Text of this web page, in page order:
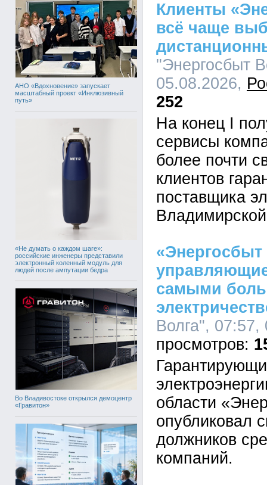
АНО «Вдохновение» запускает
масштабный проект «Инклюзивный
путь»
«Не думать о каждом шаге»:
российские инженеры представили
электронный коленный модуль для
людей после ампутации бедра
Во Владивостоке открылся демоцентр
«Гравитон»
Клиенты
всё чаще
"Энергосбыт
05.08.2026,
252
На конец I
сервисы
более почти
клиентов
поставщика
«Энергосбыт
самыми
Волга",
области
опубликовал
должников
компаний.